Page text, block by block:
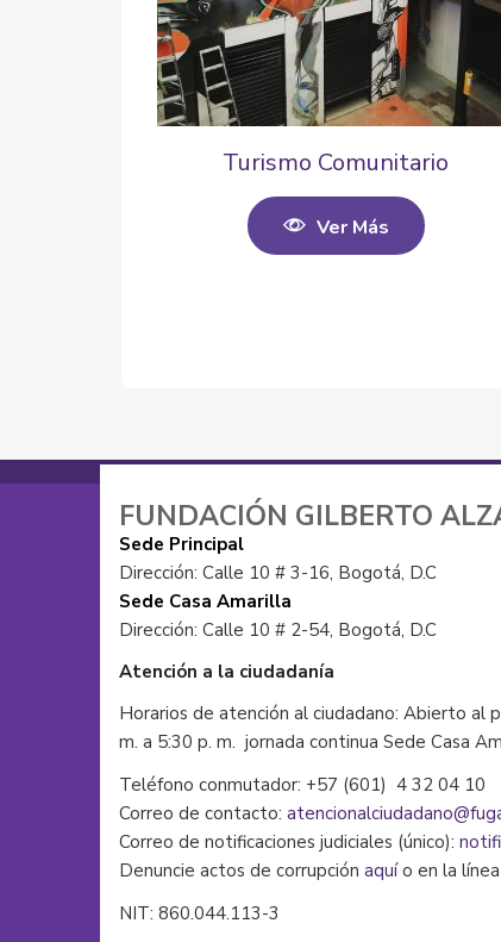
Turismo Comunitario
Ver Más
FUNDACIÓN GILBERTO
Sede Principal
Dirección: Calle 10 # 3-16, Bogotá, D.C
Sede Casa Amarilla
Dirección: Calle 10 # 2-54, Bogotá, D.C
Atención a la ciudadanía
Horarios de atención al ciudadano: Abierto al
m. a 5:30 p. m. jornada continua Sede Casa
Teléfono conmutador: +57 (601) 4 32 04 10
Correo de contacto:
Correo de notificaciones judiciales (único):
Denuncie actos de corrupción aquío en la
NIT: 860.044.113-3